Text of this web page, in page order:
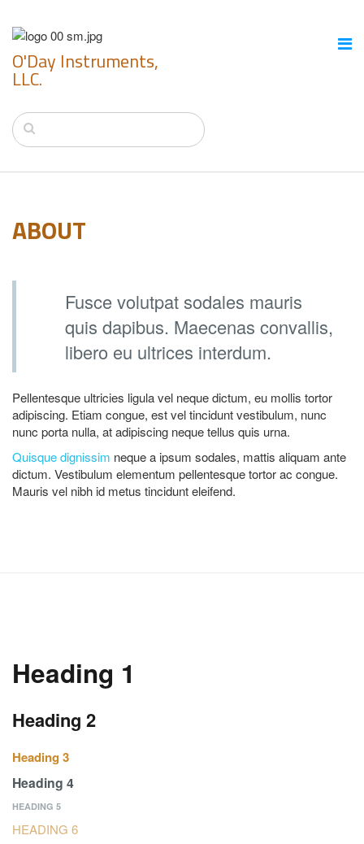
O'Day Instruments,
LLC.
ABOUT
Fusce volutpat sodales mauris
quis dapibus. Maecenas convallis,
libero eu ultrices interdum.
Pellentesque ultricies ligula vel neque dictum, eu mollis tortor
adipiscing. Etiam congue, est vel tincidunt vestibulum, nunc
nunc porta nulla, at adipiscing neque tellus quis urna.
Quisque dignissim neque a ipsum sodales, mattis aliquam ante
dictum. Vestibulum elementum pellentesque tortor ac congue.
Mauris vel nibh id metus tincidunt eleifend.
Heading 1
Heading 2
Heading 3
Heading 4
HEADING 5
HEADING 6